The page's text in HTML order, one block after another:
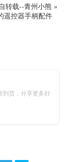
转载--青州小熊 »
遥控器手柄配件
到货，分享更多好